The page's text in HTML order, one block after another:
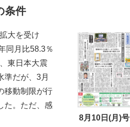
条件
大を受け
同月比58.3％
東日本大震
準だが、3月
移動制限が行
た。ただ、感
8月10日(月)号